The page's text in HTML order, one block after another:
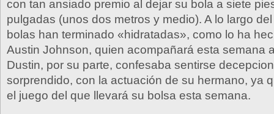
con tan ansiado premio al dejar su bola a siete
pulgadas (unos dos metros y medio). A lo largo
bolas han terminado «hidratadas», como lo ha
Austin Johnson, quien acompañará esta semana
Dustin, por su parte, confesaba sentirse
sorprendido, con la actuación de su hermano, ya
el juego del que llevará su bolsa esta semana.